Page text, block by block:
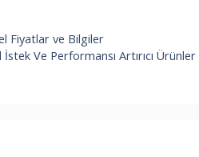
Fiyatlar ve Bilgiler
Ve Performansı Artırıcı Ürünler